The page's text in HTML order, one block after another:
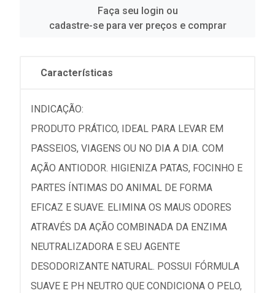
Faça seu login ou
cadastre-se para ver preços e comprar
Características
INDICAÇÃO:
PRODUTO PRÁTICO, IDEAL PARA LEVAR EM
PASSEIOS, VIAGENS OU NO DIA A DIA. COM
AÇÃO ANTIODOR. HIGIENIZA PATAS, FOCINHO E
PARTES ÍNTIMAS DO ANIMAL DE FORMA
EFICAZ E SUAVE. ELIMINA OS MAUS ODORES
ATRAVÉS DA AÇÃO COMBINADA DA ENZIMA
NEUTRALIZADORA E SEU AGENTE
DESODORIZANTE NATURAL. POSSUI FÓRMULA
SUAVE E PH NEUTRO QUE CONDICIONA O PELO,